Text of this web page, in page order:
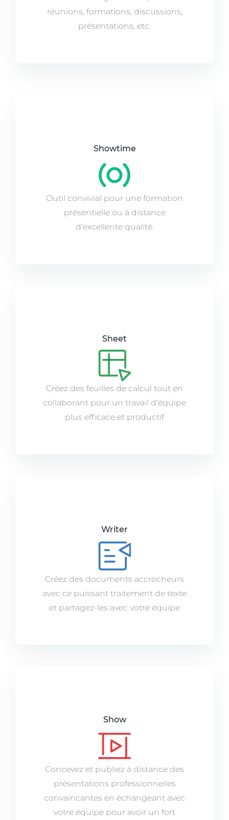
réunions, formations, discussions,
présentations, etc.
Showtime
Outil convivial pour une formation
présentielle ou à distance
d’excellente qualité.
Sheet
Créez des feuilles de calcul tout en
collaborant pour un travail d’équipe
plus efficace et productif
Writer
Créez des documents accrocheurs
avec ce puissant traitement de texte
et partagez-les avec votre équipe
Show
Concevez et publiez à distance des
présentations professionnelles
convaincantes en échangeant avec
votre équipe pour avoir un fort